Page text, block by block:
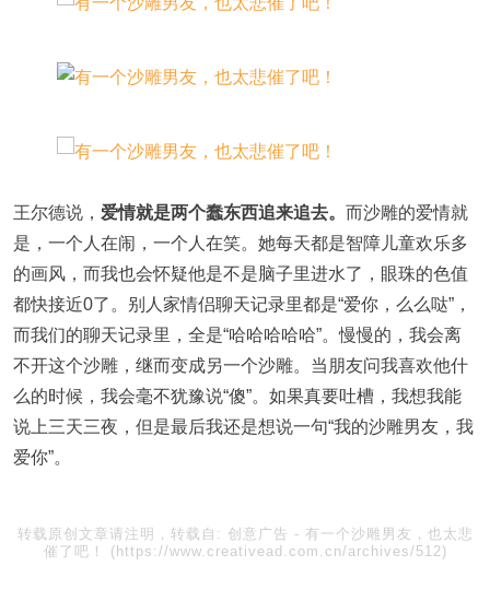
王尔德说， 爱情就是两个蠢东西追来追去。 而沙雕的爱情就
是，一个人在闹，一个人在笑。她每天都是智障儿童欢乐多
的画风，而我也会怀疑他是不是脑子里进水了，眼珠的色值
都快接近0了。别人家情侣聊天记录里都是“爱你，么么哒”，
而我们的聊天记录里，全是“哈哈哈哈哈”。慢慢的，我会离
不开这个沙雕，继而变成另一个沙雕。当朋友问我喜欢他什
么的时候，我会毫不犹豫说“傻”。如果真要吐槽，我想我能
说上三天三夜，但是最后我还是想说一句“我的沙雕男友，我
爱你”。
转载原创文章请注明，转载自: 创意广告 - 有一个沙雕男友，也太悲
催了吧！ (https://www.creativead.com.cn/archives/512)